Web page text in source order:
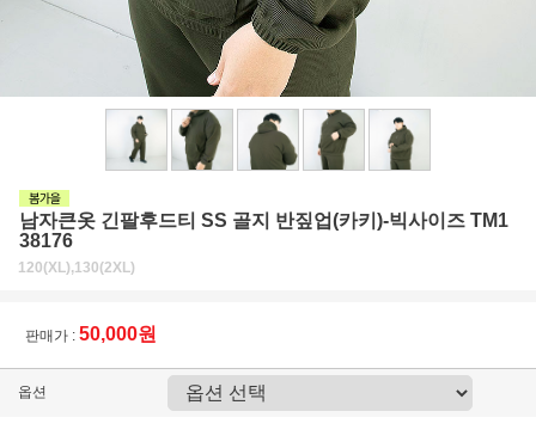
남자큰옷 긴팔후드티 SS 골지 반짚업(카키)-빅사이즈 TM1
38176
120(XL),130(2XL)
판매가 : 50,000원
옵션